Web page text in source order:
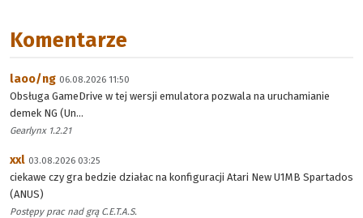
Komentarze
laoo/ng 06.08.2026 11:50
Obsługa GameDrive w tej wersji emulatora pozwala na uruchamianie
demek NG (Un...
Gearlynx 1.2.21
xxl 03.08.2026 03:25
ciekawe czy gra bedzie działac na konfiguracji Atari New U1MB Spartados
(ANUS)
Postępy prac nad grą C.E.T.A.S.